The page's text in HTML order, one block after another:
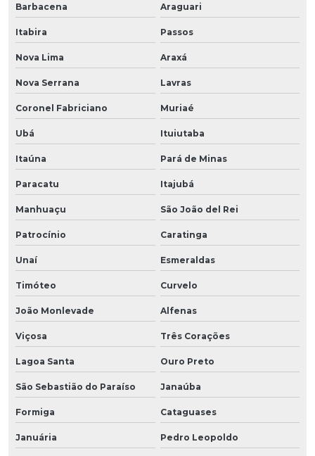
Barbacena Araguari
Itabira Passos
Nova Lima Araxá
Nova Serrana Lavras
Coronel Fabriciano Muriaé
Ubá Ituiutaba
Itaúna Pará de Minas
Paracatu Itajubá
Manhuaçu São João del Rei
Patrocínio Caratinga
Unaí Esmeraldas
Timóteo Curvelo
João Monlevade Alfenas
Viçosa Três Corações
Lagoa Santa Ouro Preto
São Sebastião do Paraíso Janaúba
Formiga Cataguases
Januária Pedro Leopoldo